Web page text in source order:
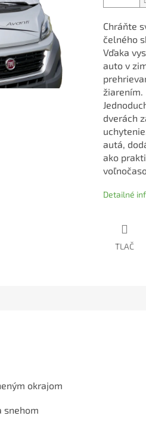
Chráňte
čelného
Vďaka
auto v
žiarením.
dverách
autá,
ako
Detailné
TLAČ
okrajom
snehom